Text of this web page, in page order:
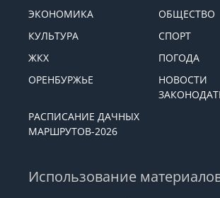
ЭКОНОМИКА
ОБЩЕСТВО
КУЛЬТУРА
СПОРТ
ЖКХ
ПОГОДА
ОРЕНБУРЖЬЕ
НОВОСТИ
РАСПИСАНИЕ ДАЧНЫХ
МАРШРУТОВ-2026
Использование